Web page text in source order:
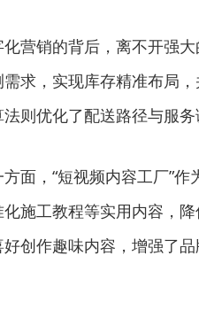
营销的背后，离不开强
求，实现库存精准布局
则优化了配送路径与服
方面，“短视频内容工厂”
施工教程等实用内容，
创作趣味内容，增强了品